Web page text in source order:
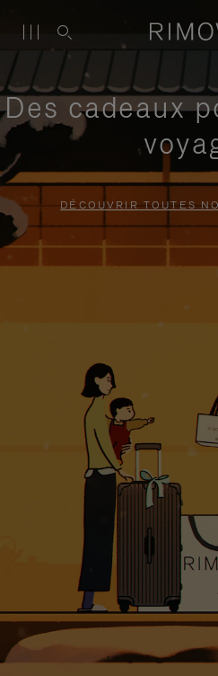
Des cadeaux
DÉCOUVRIR TOUTES